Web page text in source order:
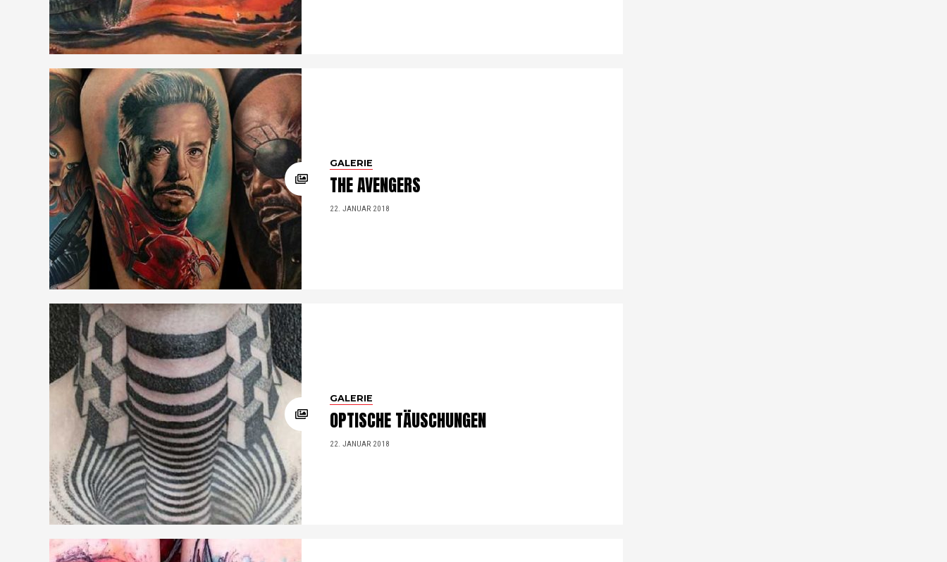
GALERIE
THE AVENGERS
22. JANUAR 2018
GALERIE
OPTISCHE TÄUSCHUNGEN
22. JANUAR 2018